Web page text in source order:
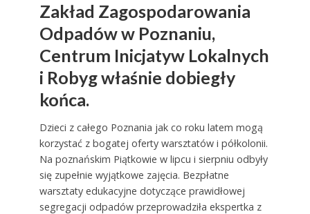
Zakład Zagospodarowania
Odpadów w Poznaniu,
Centrum Inicjatyw Lokalnych
i Robyg właśnie dobiegły
końca.
Dzieci z całego Poznania jak co roku latem mogą
korzystać z bogatej oferty warsztatów i półkolonii.
Na poznańskim Piątkowie w lipcu i sierpniu odbyły
się zupełnie wyjątkowe zajęcia. Bezpłatne
warsztaty edukacyjne dotyczące prawidłowej
segregacji odpadów przeprowadziła ekspertka z